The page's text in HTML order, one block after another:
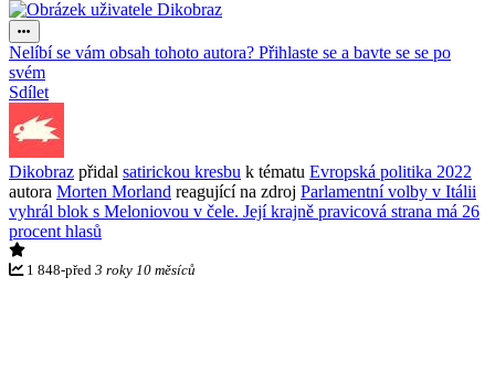
Nelíbí se vám obsah tohoto autora? Přihlaste se a bavte se se po
svém
Sdílet
Dikobraz přidal satirickou kresbu k tématu Evropská politika 2022
autora Morten Morland reagující na zdroj Parlamentní volby v Itálii
vyhrál blok s Meloniovou v čele. Její krajně pravicová strana má 26
procent hlasů
1 848-před 3 roky 10 měsíců